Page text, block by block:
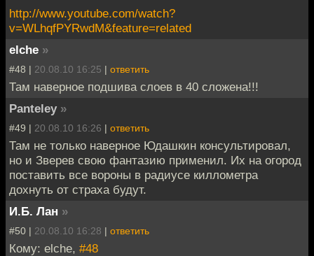
http://www.youtube.com/watch?
v=WLhqfPYRwdM&feature=related
elche »
#48 | 20.08.10 16:25 | ответить
Там наверное подшива слоев в 40 сложена!!!
Panteley »
#49 | 20.08.10 16:26 | ответить
Там не только наверное Юдашкин консультировал,
но и Зверев свою фантазию применил. Их на огород
поставить все вороны в радиусе киллометра
дохнуть от страха будут.
И.Б. Лан »
#50 | 20.08.10 16:28 | ответить
Кому: elche, #48